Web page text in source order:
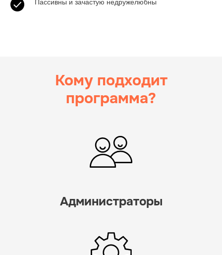
Пассивны и зачастую недружелюбны
Кому подходит
программа?
Администраторы